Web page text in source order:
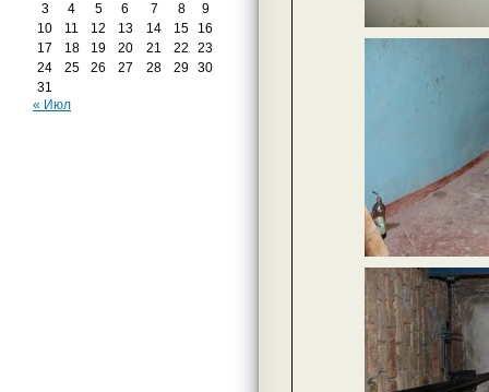
3
4 5 6 7 8
9
10
11 12 13 14 15
16
17
18 19 20 21 22
23
24
25 26 27 28 29
30
31
« Июл